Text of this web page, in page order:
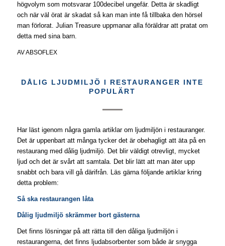
högvolym som motsvarar 100decibel ungefär. Detta är skadligt
och när väl örat är skadat så kan man inte få tillbaka den hörsel
man förlorat. Julian Treasure uppmanar alla föräldrar att pratat om
detta med sina barn.
AVABSOFLEX
DÅLIG LJUDMILJÖ I RESTAURANGER INTE
POPULÄRT
Har läst igenom några gamla artiklar om ljudmiljön i restauranger.
Det är uppenbart att många tycker det är obehagligt att äta på en
restaurang med dålig ljudmiljö. Det blir väldigt otrevligt, mycket
ljud och det är svårt att samtala. Det blir lätt att man äter upp
snabbt och bara vill gå därifrån. Läs gärna följande artiklar kring
detta problem:
Så ska restaurangen låta
Dålig ljudmiljö skrämmer bort gästerna
Det finns lösningar på att rätta till den dåliga ljudmiljön i
restaurangerna, det finns ljudabsorbenter som både är snygga